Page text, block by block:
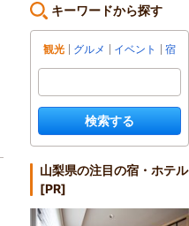
キーワードから探す
観光 グルメ イベント 宿
検索する
山梨県の注目の宿・ホテル
[PR]